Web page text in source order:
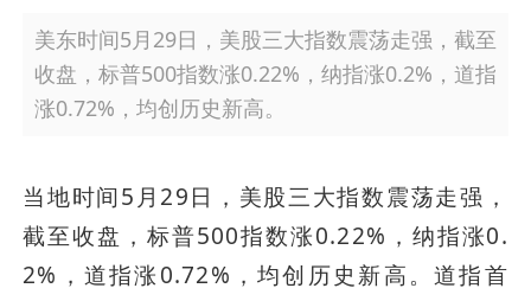
美东时间5月29日，美股三大指数震荡走强，截至
收盘，标普500指数涨0.22%，纳指涨0.2%，道指
涨0.72%，均创历史新高。
当地时间5月29日，美股三大指数震荡走强，
截至收盘，标普500指数涨0.22%，纳指涨0.
2%，道指涨0.72%，均创历史新高。道指首